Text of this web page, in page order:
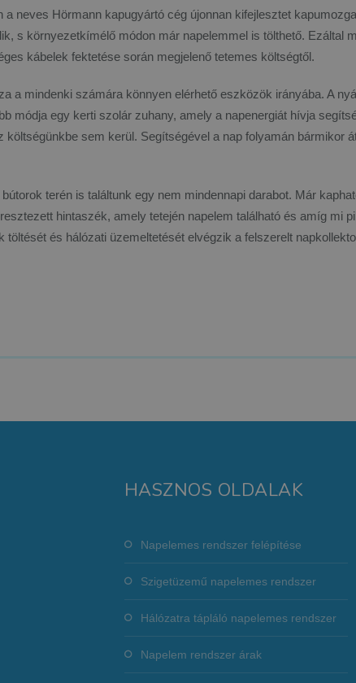
a neves Hörmann kapugyártó cég újonnan kifejlesztet
s környezetkímélő módon már napelemmel is tölthető. Ezáltal
kábelek fektetése során megjelenő tetemes költségtől.
a mindenki számára könnyen elérhető eszközök irányába. A
módja egy kerti szolár zuhany, amely a napenergiát hívja
költségünkbe sem kerül. Segítségével a nap folyamán bármikor
terén is találtunk egy nem mindennapi darabot. Már
hintaszék, amely tetején napelem található és amíg mi
töltését és hálózati üzemeltetését elvégzik a felszerelt
HASZNOS OLDALAK
Napelemes rendszer felépítése
Szigetüzemű napelemes rendszer
Hálózatra tápláló napelemes rendszer
Napelem rendszer árak